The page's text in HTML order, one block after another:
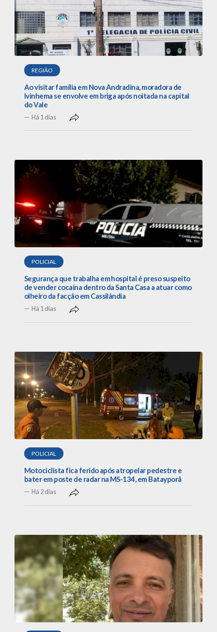
REGIÃO
Ao visitar família em Nova Andradina, moradora de
Ivinhema se envolve em briga após noitada na capital
do Vale
Há 1 dias
POLICIAL
Segurança que trabalha em hospital é preso suspeito
de vender cocaína dentro da Santa Casa a atuar como
olheiro da facção em Cassilândia
Há 1 dias
POLICIAL
Motociclista fica ferido após atropelar pedestre e
bater em poste de radar na MS-134, em Batayporã
Há 2 dias